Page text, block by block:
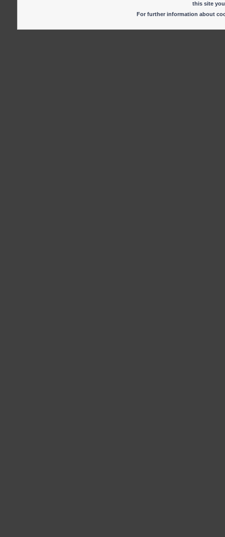
this site
For further information about